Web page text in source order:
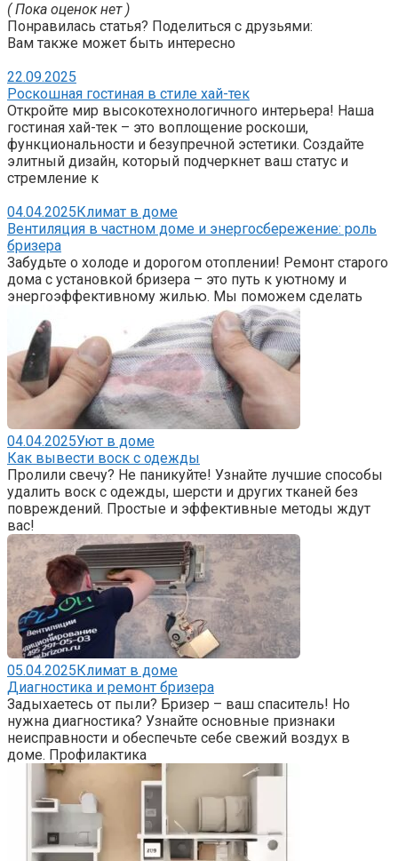
( Пока оценок нет )
Понравилась статья? Поделиться с друзьями:
Вам также может быть интересно
22.09.2025
Роскошная гостиная в стиле хай-тек
Откройте мир высокотехнологичного интерьера! Наша
гостиная хай-тек – это воплощение роскоши,
функциональности и безупречной эстетики. Создайте
элитный дизайн, который подчеркнет ваш статус и
стремление к
04.04.2025 Климат в доме
Вентиляция в частном доме и энергосбережение: роль
бризера
Забудьте о холоде и дорогом отоплении! Ремонт старого
дома с установкой бризера – это путь к уютному и
энергоэффективному жилью. Мы поможем сделать
04.04.2025Уют в доме
Как вывести воск с одежды
Пролили свечу? Не паникуйте! Узнайте лучшие способы
удалить воск с одежды, шерсти и других тканей без
повреждений. Простые и эффективные методы ждут
вас!
05.04.2025 Климат в доме
Диагностика и ремонт бризера
Задыхаетесь от пыли? Бризер – ваш спаситель! Но
нужна диагностика? Узнайте основные признаки
неисправности и обеспечьте себе свежий воздух в
доме. Профилактика